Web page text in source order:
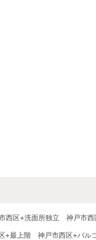
西区+洗面所独立
神戸市
+最上階 神戸市西区+バル